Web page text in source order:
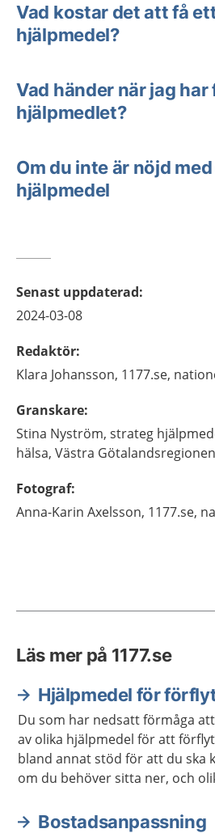
Vad kostar det att få
hjälpmedel?
Vad händer när jag har
hjälpmedlet?
Om du inte är nöjd
hjälpmedel
Senast uppdaterad:
2024-03-08
Redaktör:
Klara Johansson, 1177.se,
Granskare:
Stina Nyström, strateg
hälsa, Västra Götalandsregionen
Fotograf:
Anna-Karin Axelsson, 1177.se,
Läs mer på 1177.se
Hjälpmedel för
Du som har nedsatt förmåga
av olika hjälpmedel för att
bland annat stöd för att du ska
om du behöver sitta ner, och
Bostadsanpassning